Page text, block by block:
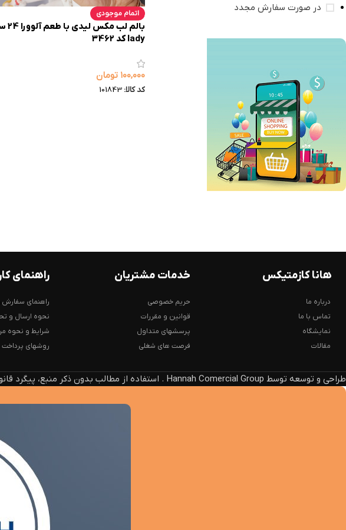
در صورت سفارش مجدد
خرید
اتمام موجودی
lady کد 3462
۱۰۰,۰۰۰ تومان
کد کالا: 101843
هانا کازمتیکس
درباره ما
تماس با ما
نمایشگاه
مقالات
خدمات مشتریان
حریم خصوصی
قوانین و مقررات
پرسشهای متداول
فرصت های شغلی
راهنمای
راهنمای سفارش
نحوه ارسال و
شرایط و نحوه
روشهای پرداخت
طراحی و توسعه توسط Hannah Comercial Group . استفاده از مطالب بدون ذکر منبع، پیگرد قانونی دارد.